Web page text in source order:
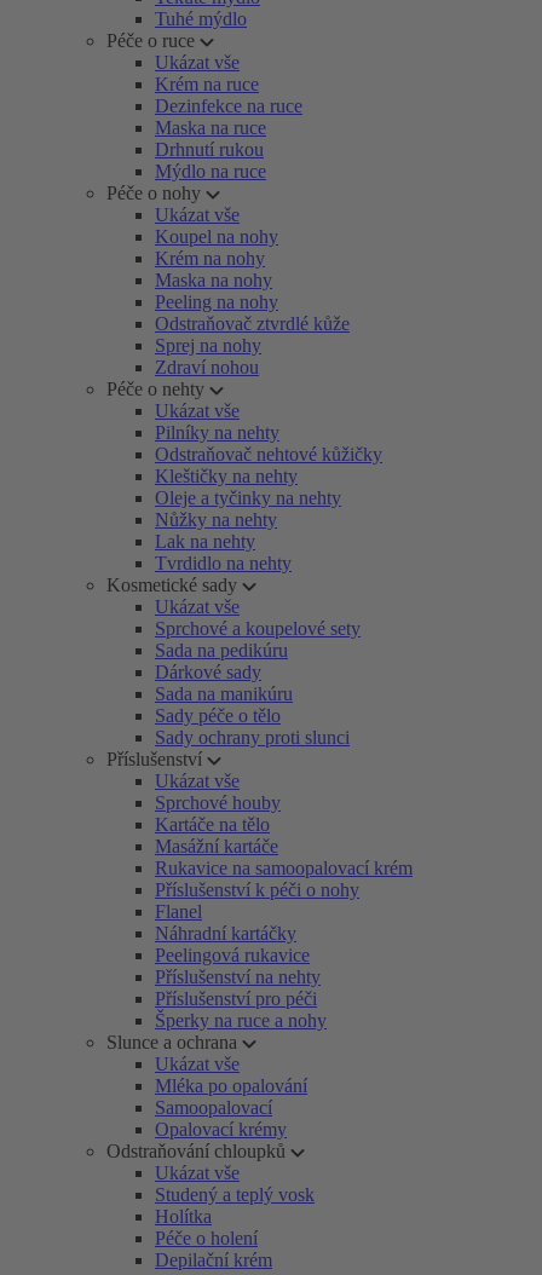
Tuhé mýdlo
Péče o ruce
Ukázat vše
Krém na ruce
Dezinfekce na ruce
Maska na ruce
Drhnutí rukou
Mýdlo na ruce
Péče o nohy
Ukázat vše
Koupel na nohy
Krém na nohy
Maska na nohy
Peeling na nohy
Odstraňovač ztvrdlé kůže
Sprej na nohy
Zdraví nohou
Péče o nehty
Ukázat vše
Pilníky na nehty
Odstraňovač nehtové kůžičky
Kleštičky na nehty
Oleje a tyčinky na nehty
Nůžky na nehty
Lak na nehty
Tvrdidlo na nehty
Kosmetické sady
Ukázat vše
Sprchové a koupelové sety
Sada na pedikúru
Dárkové sady
Sada na manikúru
Sady péče o tělo
Sady ochrany proti slunci
Příslušenství
Ukázat vše
Sprchové houby
Kartáče na tělo
Masážní kartáče
Rukavice na samoopalovací krém
Příslušenství k péči o nohy
Flanel
Náhradní kartáčky
Peelingová rukavice
Příslušenství na nehty
Příslušenství pro péči
Šperky na ruce a nohy
Slunce a ochrana
Ukázat vše
Mléka po opalování
Samoopalovací
Opalovací krémy
Odstraňování chloupků
Ukázat vše
Studený a teplý vosk
Holítka
Péče o holení
Depilační krém